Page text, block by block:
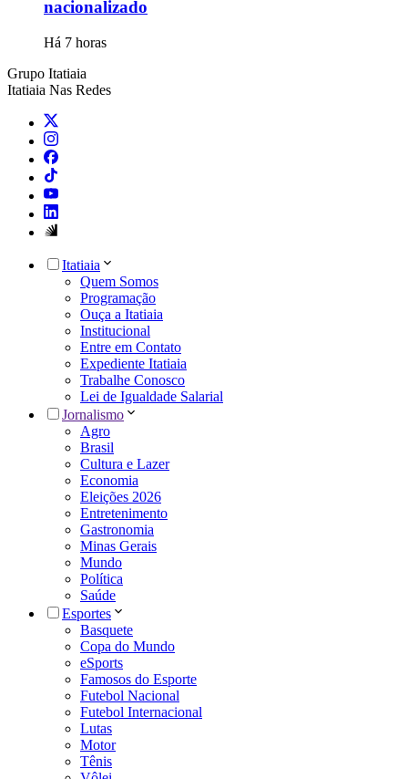
nacionalizado
Há 7 horas
Grupo Itatiaia
Itatiaia Nas Redes
Itatiaia
Quem Somos
Programação
Ouça a Itatiaia
Institucional
Entre em Contato
Expediente Itatiaia
Trabalhe Conosco
Lei de Igualdade Salarial
Jornalismo
Agro
Brasil
Cultura e Lazer
Economia
Eleições 2026
Entretenimento
Gastronomia
Minas Gerais
Mundo
Política
Saúde
Esportes
Basquete
Copa do Mundo
eSports
Famosos do Esporte
Futebol Nacional
Futebol Internacional
Lutas
Motor
Tênis